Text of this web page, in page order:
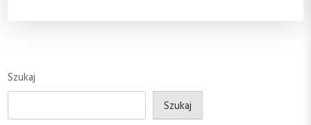
Szukaj
Szukaj